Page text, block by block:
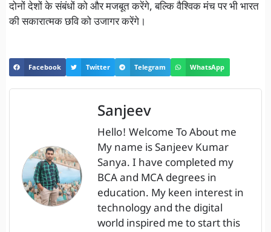
दोनों देशों के संबंधों को और मजबूत करेंगे, बल्कि वैश्विक मंच पर भी भारत
की सकारात्मक छवि को उजागर करेंगे।
Facebook Twitter Telegram WhatsApp
Sanjeev
Hello! Welcome To About me
My name is Sanjeev Kumar
Sanya. I have completed my
BCA and MCA degrees in
education. My keen interest in
technology and the digital
world inspired me to start this